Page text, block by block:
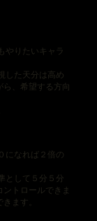
やりたいキャラ
した天分は高め
、希望する方向
になれば２倍の
として５分５分
トロールできま
ます。